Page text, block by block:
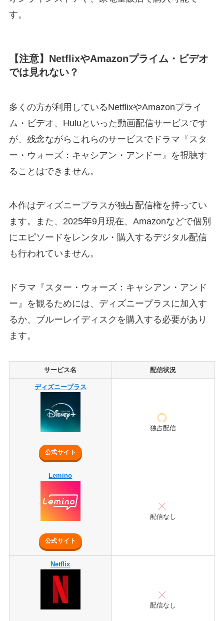
す。
【注意】NetflixやAmazonプライム・ビデオ
では見れない？
多くの方が利用しているNetflixやAmazonプライ
ム・ビデオ、Huluといった動画配信サービスです
が、残念ながらこれらのサービスでドラマ『スタ
ー・ウォーズ：キャシアン・アンドー』を視聴す
ることはできません。
本作はディズニープラスが独占配信権を持ってい
ます。また、2025年9月現在、Amazonなどで個別
にエピソードをレンタル・購入するデジタル配信
も行われていません。
ドラマ『スター・ウォーズ：キャシアン・アンド
ー』を観るためには、ディズニープラスに加入す
るか、ブルーレイディスクを購入する必要があり
ます。
サービス名 配信状況
ディズニープラス
公式サイト
独占配信
Lemino
公式サイト
配信なし
Netflix
配信なし